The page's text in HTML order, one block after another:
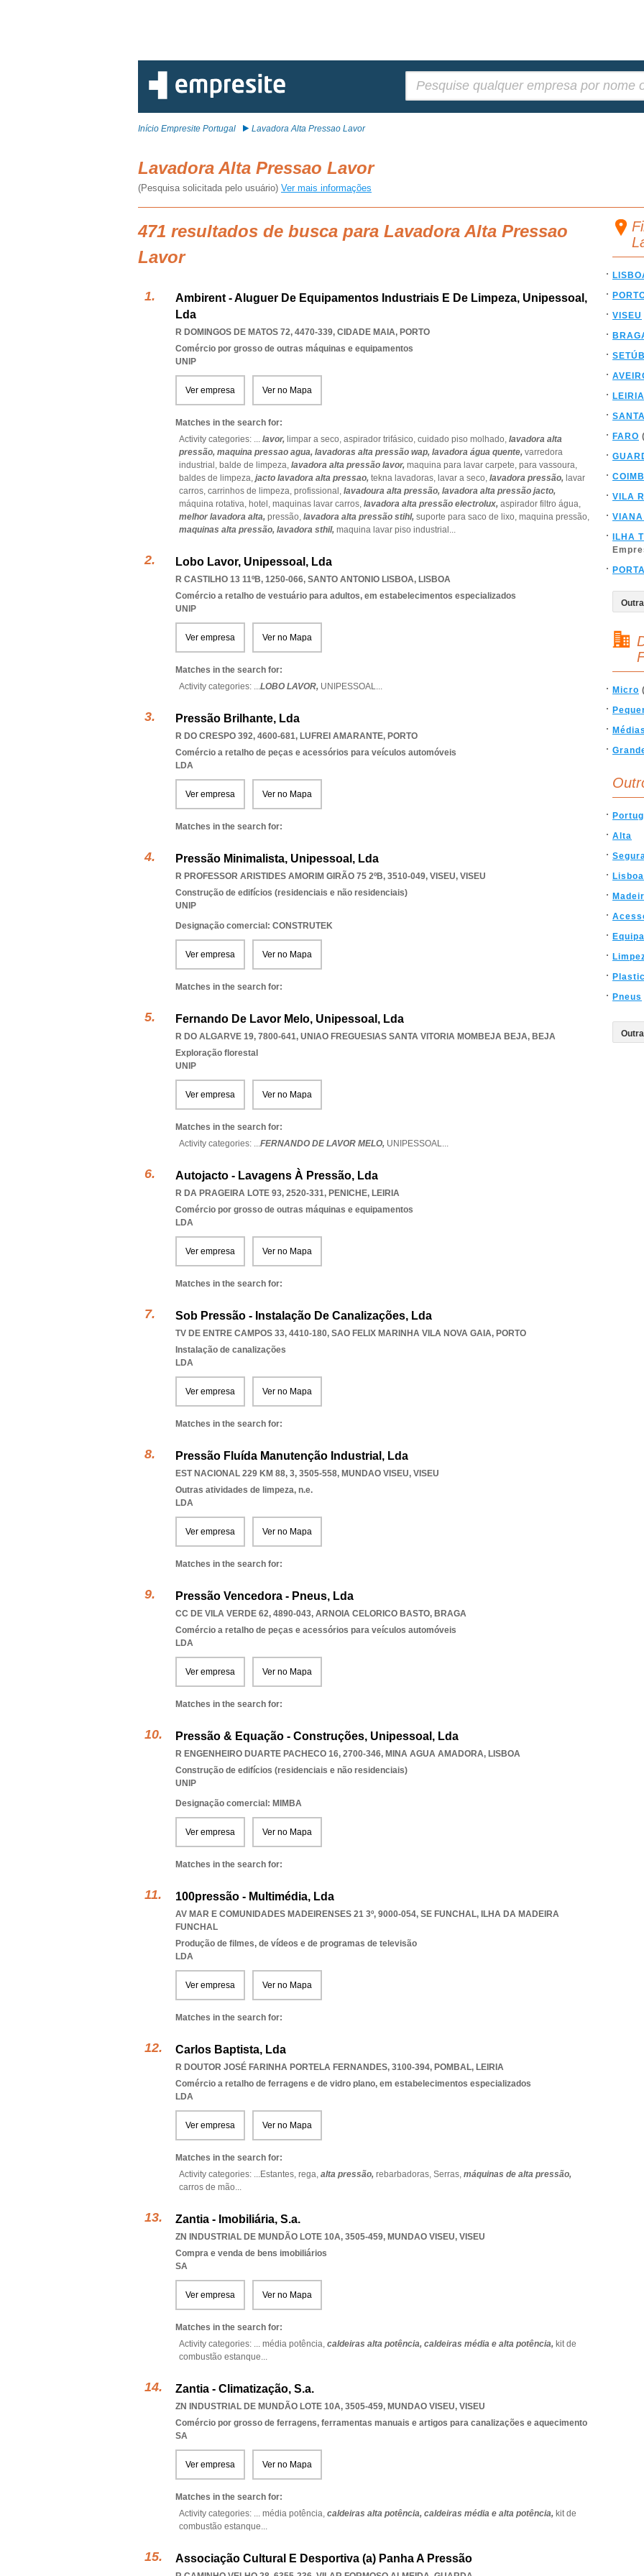
Início Empresite Portugal Lavadora Alta Pressao Lavor
Lavadora Alta Pressao Lavor
(Pesquisa solicitada pelo usuário) Ver mais informações
471 resultados de busca para Lavadora Alta Pressao
Lavor
Ambirent - Aluguer De Equipamentos Industriais E De Limpeza, Unipessoal,
Lda
R DOMINGOS DE MATOS 72, 4470-339, CIDADE MAIA, PORTO
Comércio por grosso de outras máquinas e equipamentos
UNIP
Ver empresa Ver no Mapa
Matches in the search for:
Activity categories: ... lavor, limpar a seco, aspirador trifásico, cuidado piso molhado, lavadora alta
pressão, maquina pressao agua, lavadoras alta pressão wap, lavadora água quente, varredora
industrial, balde de limpeza, lavadora alta pressão lavor, maquina para lavar carpete, para vassoura,
baldes de limpeza, jacto lavadora alta pressao, tekna lavadoras, lavar a seco, lavadora pressão, lavar
carros, carrinhos de limpeza, profissional, lavadoura alta pressão, lavadora alta pressão jacto,
máquina rotativa, hotel, maquinas lavar carros, lavadora alta pressão electrolux, aspirador filtro água,
melhor lavadora alta, pressão, lavadora alta pressão stihl, suporte para saco de lixo, maquina pressão,
maquinas alta pressão, lavadora sthil, maquina lavar piso industrial ...
Lobo Lavor, Unipessoal, Lda
R CASTILHO 13 11ºB, 1250-066, SANTO ANTONIO LISBOA, LISBOA
Comércio a retalho de vestuário para adultos, em estabelecimentos especializados
UNIP
Ver empresa Ver no Mapa
Matches in the search for:
Activity categories: ...LOBO LAVOR, UNIPESSOAL...
Pressão Brilhante, Lda
R DO CRESPO 392, 4600-681, LUFREI AMARANTE, PORTO
Comércio a retalho de peças e acessórios para veículos automóveis
LDA
Ver empresa Ver no Mapa
Matches in the search for:
Pressão Minimalista, Unipessoal, Lda
R PROFESSOR ARISTIDES AMORIM GIRÃO 75 2ºB, 3510-049, VISEU, VISEU
Construção de edifícios (residenciais e não residenciais)
UNIP
Designação comercial: CONSTRUTEK
Ver empresa Ver no Mapa
Matches in the search for:
Fernando De Lavor Melo, Unipessoal, Lda
R DO ALGARVE 19, 7800-641, UNIAO FREGUESIAS SANTA VITORIA MOMBEJA BEJA, BEJA
Exploração florestal
UNIP
Ver empresa Ver no Mapa
Matches in the search for:
Activity categories: ...FERNANDO DE LAVOR MELO, UNIPESSOAL...
Autojacto - Lavagens À Pressão, Lda
R DA PRAGEIRA LOTE 93, 2520-331, PENICHE, LEIRIA
Comércio por grosso de outras máquinas e equipamentos
LDA
Ver empresa Ver no Mapa
Matches in the search for:
Sob Pressão - Instalação De Canalizações, Lda
TV DE ENTRE CAMPOS 33, 4410-180, SAO FELIX MARINHA VILA NOVA GAIA, PORTO
Instalação de canalizações
LDA
Ver empresa Ver no Mapa
Matches in the search for:
Pressão Fluída Manutenção Industrial, Lda
EST NACIONAL 229 KM 88, 3, 3505-558, MUNDAO VISEU, VISEU
Outras atividades de limpeza, n.e.
LDA
Ver empresa Ver no Mapa
Matches in the search for:
Pressão Vencedora - Pneus, Lda
CC DE VILA VERDE 62, 4890-043, ARNOIA CELORICO BASTO, BRAGA
Comércio a retalho de peças e acessórios para veículos automóveis
LDA
Ver empresa Ver no Mapa
Matches in the search for:
Pressão & Equação - Construções, Unipessoal, Lda
R ENGENHEIRO DUARTE PACHECO 16, 2700-346, MINA AGUA AMADORA, LISBOA
Construção de edifícios (residenciais e não residenciais)
UNIP
Designação comercial: MIMBA
Ver empresa Ver no Mapa
Matches in the search for:
100pressão - Multimédia, Lda
AV MAR E COMUNIDADES MADEIRENSES 21 3º, 9000-054, SE FUNCHAL, ILHA DA MADEIRA
FUNCHAL
Produção de filmes, de vídeos e de programas de televisão
LDA
Ver empresa Ver no Mapa
Matches in the search for:
Carlos Baptista, Lda
R DOUTOR JOSÉ FARINHA PORTELA FERNANDES, 3100-394, POMBAL, LEIRIA
Comércio a retalho de ferragens e de vidro plano, em estabelecimentos especializados
LDA
Ver empresa Ver no Mapa
Matches in the search for:
Activity categories: ...Estantes, rega, alta pressão, rebarbadoras, Serras, máquinas de alta pressão,
carros de mão...
Zantia - Imobiliária, S.a.
ZN INDUSTRIAL DE MUNDÃO LOTE 10A, 3505-459, MUNDAO VISEU, VISEU
Compra e venda de bens imobiliários
SA
Ver empresa Ver no Mapa
Matches in the search for:
Activity categories: ... média potência, caldeiras alta potência, caldeiras média e alta potência, kit de
combustão estanque...
Zantia - Climatização, S.a.
ZN INDUSTRIAL DE MUNDÃO LOTE 10A, 3505-459, MUNDAO VISEU, VISEU
Comércio por grosso de ferragens, ferramentas manuais e artigos para canalizações e aquecimento
SA
Ver empresa Ver no Mapa
Matches in the search for:
Activity categories: ... média potência, caldeiras alta potência, caldeiras média e alta potência, kit de
combustão estanque...
Associação Cultural E Desportiva (a) Panha A Pressão
VISEU
LEIRIA
FARO
VILA
ILHA
Micro
Alta
Lisboa
Pneus